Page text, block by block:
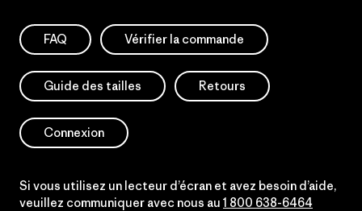
FAQ Vérifier la commande
Guide des tailles Retours
Connexion
Si vous utilisez un lecteur d’écran et avez besoin d’aide,
veuillez communiquer avec nous au 1 800 638-6464